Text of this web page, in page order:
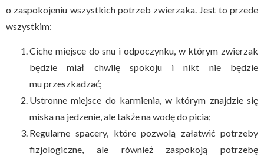
o zaspokojeniu wszystkich potrzeb zwierzaka. Jest to przede
wszystkim:
Ciche miejsce do snu i odpoczynku, w którym zwierzak
będzie miał chwilę spokoju i nikt nie będzie
mu przeszkadzać;
Ustronne miejsce do karmienia, w którym znajdzie się
miska na jedzenie, ale także na wodę do picia;
Regularne spacery, które pozwolą załatwić potrzeby
fizjologiczne, ale również zaspokoją potrzebę